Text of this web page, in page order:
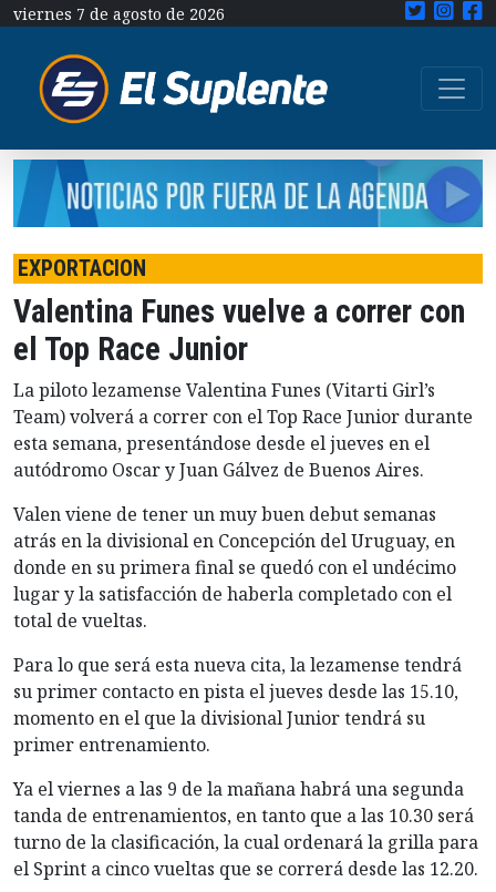
viernes 7 de agosto de 2026
EXPORTACION
Valentina Funes vuelve a correr con
el Top Race Junior
La piloto lezamense Valentina Funes (Vitarti Girl’s
Team) volverá a correr con el Top Race Junior durante
esta semana, presentándose desde el jueves en el
autódromo Oscar y Juan Gálvez de Buenos Aires.
Valen viene de tener un muy buen debut semanas
atrás en la divisional en Concepción del Uruguay, en
donde en su primera final se quedó con el undécimo
lugar y la satisfacción de haberla completado con el
total de vueltas.
Para lo que será esta nueva cita, la lezamense tendrá
su primer contacto en pista el jueves desde las 15.10,
momento en el que la divisional Junior tendrá su
primer entrenamiento.
Ya el viernes a las 9 de la mañana habrá una segunda
tanda de entrenamientos, en tanto que a las 10.30 será
turno de la clasificación, la cual ordenará la grilla para
el Sprint a cinco vueltas que se correrá desde las 12.20.